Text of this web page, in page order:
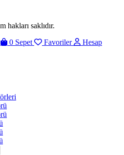
saklıdır.
0 Sepet Favoriler Hesap